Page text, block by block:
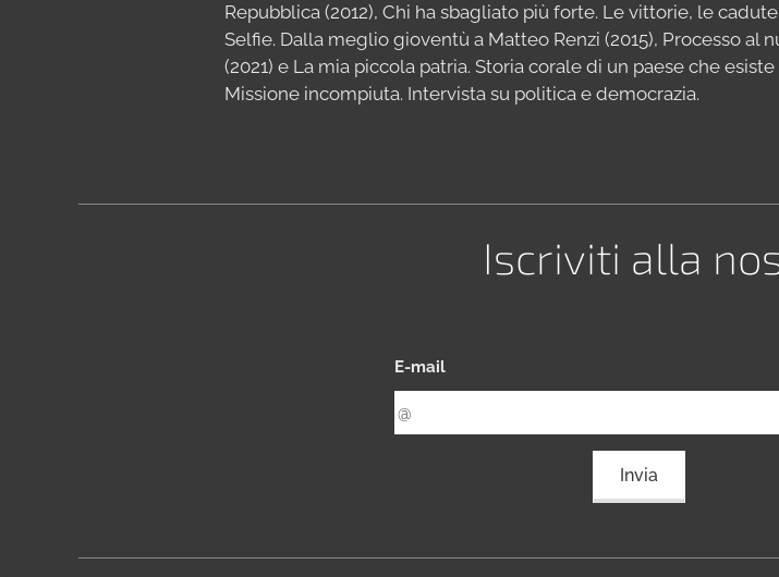
Repubblica (2012), Chi ha sbagliato più forte. Le vittorie, le
Selfie. Dalla meglio gioventù a Matteo Renzi (2015), Processo al
(2021) e La mia piccola patria. Storia corale di un paese che
Missione incompiuta. Intervista su politica e democrazia.
Iscriviti alla
E-mail
Invia